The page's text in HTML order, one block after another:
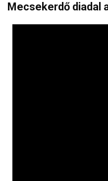
Mecsekerdő diadal